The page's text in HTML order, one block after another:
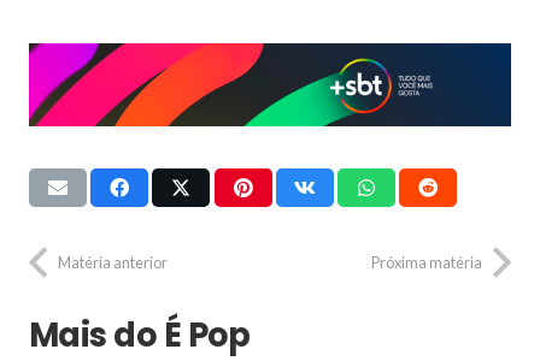
Matéria anterior Próxima matéria
Mais do É Pop